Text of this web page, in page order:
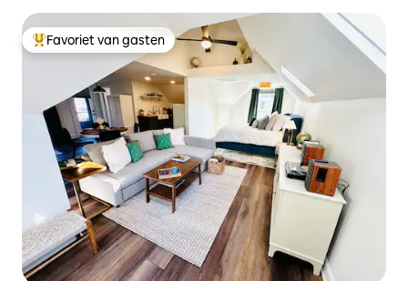
Topfavoriet van gasten
Favoriet van gasten